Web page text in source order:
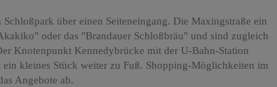
über einen Seiteneingang. Die Maxingstraße ein
oder das "Brandauer Schloßbräu" und sind zugleich
Knotenpunkt Kennedybrücke mit der U-Bahn-Station
kleines Stück weiter zu Fuß. Shopping-Möglichkeiten im
Angebote ab.